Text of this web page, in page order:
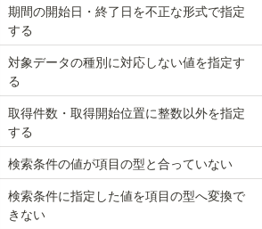
期間の開始日・終了日を不正な形式で指定
する
対象データの種別に対応しない値を指定す
る
取得件数・取得開始位置に整数以外を指定
する
検索条件の値が項目の型と合っていない
検索条件に指定した値を項目の型へ変換で
きない